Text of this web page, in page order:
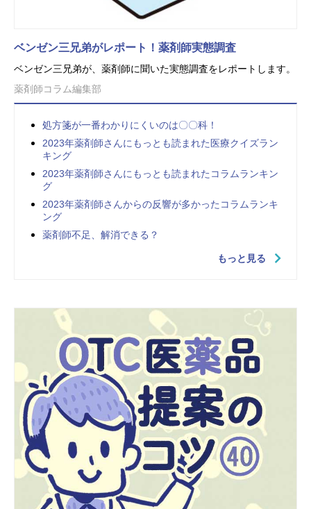
ベンゼン三兄弟がレポート！薬剤師実態調査
ベンゼン三兄弟が、薬剤師に聞いた実態調査をレポートします。
薬剤師コラム編集部
処方箋が一番わかりにくいのは〇〇科！
2023年薬剤師さんにもっとも読まれた医療クイズラン
キング
2023年薬剤師さんにもっとも読まれたコラムランキン
グ
2023年薬剤師さんからの反響が多かったコラムランキ
ング
薬剤師不足、解消できる？
もっと見る